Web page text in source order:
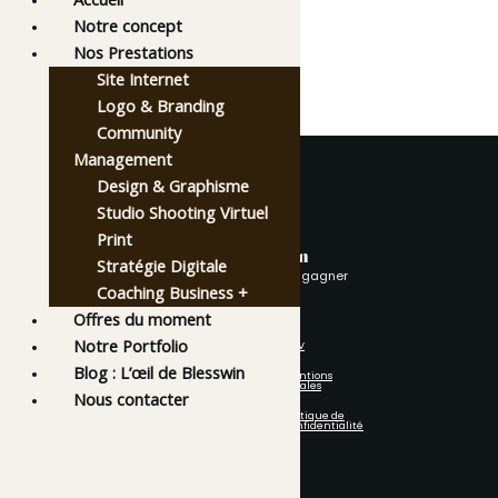
avec Blesswin
être accompagné c’est gagner
Notre site
Portfolio
Coaching Business+
CGV
Mentions
Légales
Politique de
Confidentialité
Notre concept
Nos Prestations
Site Internet
Logo & Branding
Community
Management
Design & Graphisme
Studio Shooting Virtuel
Print
Stratégie Digitale
Coaching Business +
Offres du moment
Notre Portfolio
Blog : L’œil de Blesswin
Nous contacter